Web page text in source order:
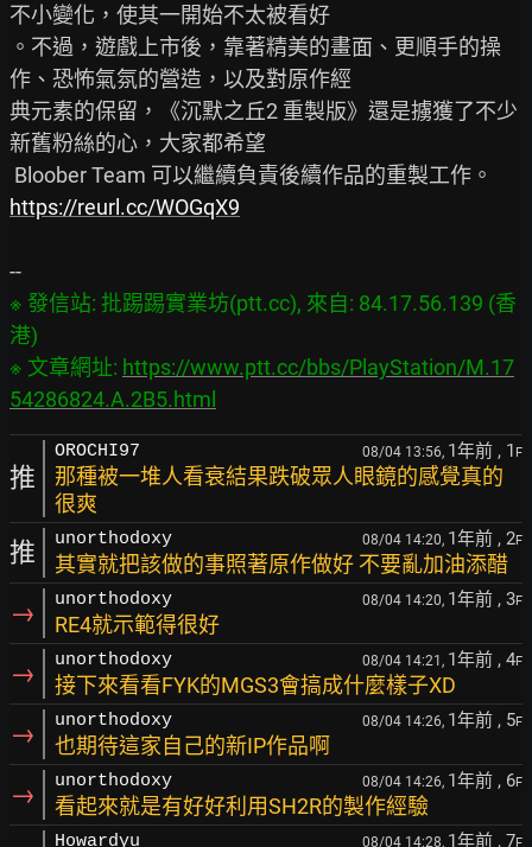
不小變化，使其一開始不太被看好
。不過，遊戲上市後，靠著精美的畫面、更順手的操
作、恐怖氣氛的營造，以及對原作經
典元素的保留，《沉默之丘2 重製版》還是擄獲了不少
新舊粉絲的心，大家都希望
https://reurl.cc/WOGqX9
※ 發信站: 批踢踢實業坊(ptt.cc), 來自: 84.17.56.139 (香
港)
※ 文章網址: https://www.ptt.cc/bbs/PlayStation/M.17
54286824.A.2B5.html
推
OROCHI97 08/04 13:56, 1年前 , 1 F
那種被一堆人看衰結果跌破眾人眼鏡的感覺真的
很爽
推 unorthodoxy 08/04 14:20, 1年前 , 2F
其實就把該做的事照著原作做好 不要亂加油添醋
→ unorthodoxy 08/04 14:20, 1年前 , 3F
RE4就示範得很好
→ unorthodoxy 08/04 14:21, 1年前 , 4F
接下來看看FYK的MGS3會搞成什麼樣子XD
→ unorthodoxy 08/04 14:26, 1年前 , 5F
也期待這家自己的新IP作品啊
→ unorthodoxy 08/04 14:26, 1年前 , 6F
看起來就是有好好利用SH2R的製作經驗
Howardyu 08/04 14:28, 1年前 , 7F